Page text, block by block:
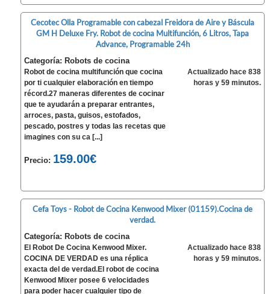
Cecotec Olla Programable con cabezal Freidora de Aire y Báscula
GM H Deluxe Fry. Robot de cocina Multifunción, 6 Litros, Tapa
Advance, Programable 24h
Categoría: Robots de cocina
Robot de cocina multifunción que cocina
por ti cualquier elaboración en tiempo
récord.27 maneras diferentes de cocinar
que te ayudarán a preparar entrantes,
arroces, pasta, guisos, estofados,
pescado, postres y todas las recetas que
imagines con su ca [...]
Precio: 159.00€
Actualizado hace 838
horas y 59 minutos.
Cefa Toys - Robot de Cocina Kenwood Mixer (01159).Cocina de
verdad.
Categoría: Robots de cocina
El Robot De Cocina Kenwood Mixer.
COCINA DE VERDAD es una réplica
exacta del de verdad.El robot de cocina
Kenwood Mixer posee 6 velocidades
para poder hacer cualquier tipo de
Actualizado hace 838
horas y 59 minutos.